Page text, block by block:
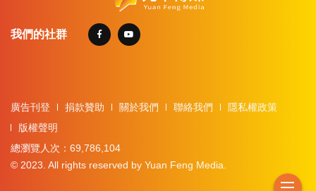
我們的社群
廣告刊登 捐款贊助 關於我們 聯絡我們
隱私權政策
版權聲明
總瀏覽人次：69,786,104
© 2023. All rights reserved by Yuan Feng Media.